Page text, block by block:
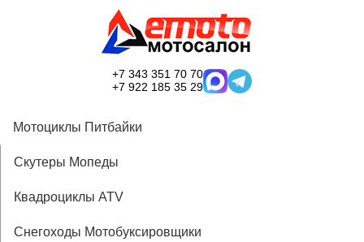
+7 343 351 70 70
+7 922 185 35 29
Мотоциклы Питбайки
Скутеры Мопеды
Квадроциклы ATV
Снегоходы Мотобуксировщики